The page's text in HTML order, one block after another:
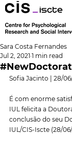
Sara Costa Fernandes
Jul 2, 2021 1 min read
Sofia Jacinto | 28/
É com enorme
IUL felicita a
conclusão do seu
IUL/CIS-Iscte (28/06/